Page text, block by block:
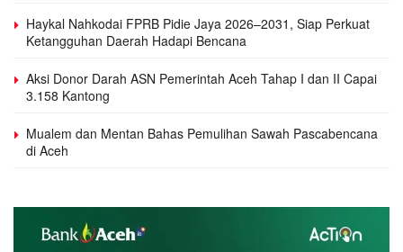
Haykal Nahkodai FPRB Pidie Jaya 2026–2031, Siap Perkuat
Ketangguhan Daerah Hadapi Bencana
Aksi Donor Darah ASN Pemerintah Aceh Tahap I dan II Capai
3.158 Kantong
Mualem dan Mentan Bahas Pemulihan Sawah Pascabencana
di Aceh